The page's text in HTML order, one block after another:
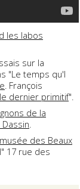
les labos
sur la
"Le temps qu'l
. François
le dernier primitif".
de la
Dassin.
des Beaux
17 rue des